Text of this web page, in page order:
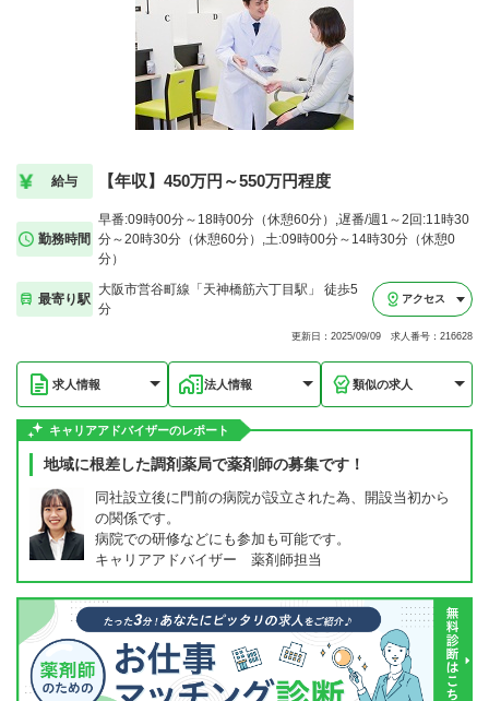
給与 【年収】450万円～550万円程度
勤務時間
早番:09時00分～18時00分（休憩60分）,遅番/週1～2回:11時30
分～20時30分（休憩60分）,土:09時00分～14時30分（休憩0
分）
最寄り駅
大阪市営谷町線「天神橋筋六丁目駅」 徒歩5
分
アクセス
更新日：2025/09/09 求人番号：216628
求人情報 法人情報 類似の求人
キャリアアドバイザーのレポート
地域に根差した調剤薬局で薬剤師の募集です！
同社設立後に門前の病院が設立された為、開設当初から
の関係です。
病院での研修などにも参加も可能です。
キャリアアドバイザー 薬剤師担当